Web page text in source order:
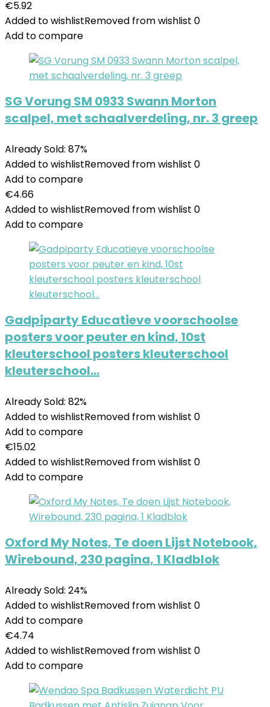
€5.92
Added to wishlistRemoved from wishlist 0
Add to compare
SG Vorung SM 0933 Swann Morton
scalpel, met schaalverdeling, nr. 3 greep
Already Sold: 87%
Added to wishlistRemoved from wishlist 0
Add to compare
€4.66
Added to wishlistRemoved from wishlist 0
Add to compare
Gadpiparty Educatieve voorschoolse
posters voor peuter en kind, 10st
kleuterschool posters kleuterschool
kleuterschool…
Already Sold: 82%
Added to wishlistRemoved from wishlist 0
Add to compare
€15.02
Added to wishlistRemoved from wishlist 0
Add to compare
Oxford My Notes, Te doen Lijst Notebook,
Wirebound, 230 pagina, 1 Kladblok
Already Sold: 24%
Added to wishlistRemoved from wishlist 0
Add to compare
€4.74
Added to wishlistRemoved from wishlist 0
Add to compare